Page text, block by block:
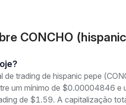
CONCHO
de trading de hispanic pepe
um mínimo de $0.00004846
de $1.59. A capitalização